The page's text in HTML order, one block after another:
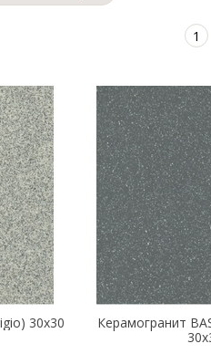
1
30х30
Керамогранит